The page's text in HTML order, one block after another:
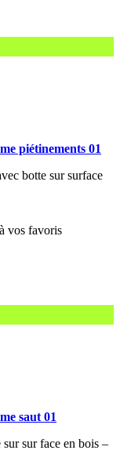
piétinements 01
botte sur surface
saut 01
sur face en bois –